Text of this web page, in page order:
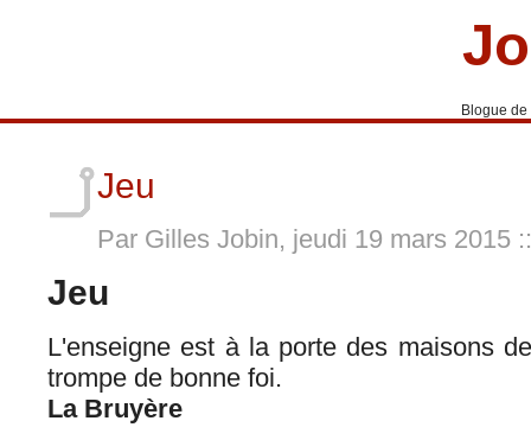
Blogue de
Jeu
Par Gilles Jobin, jeudi 19 mars 2015 ::
Jeu
L'enseigne est à la porte des maisons
trompe de bonne foi.
La Bruyère